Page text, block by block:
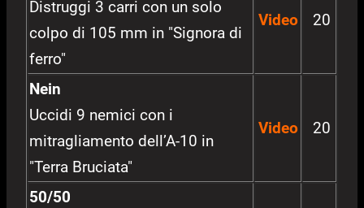
Distruggi 3 carri con un solo
colpo di 105 mm in "Signora di
ferro"
Video 20
Nein
Uccidi 9 nemici con i
mitragliamento dell’A-10 in
"Terra Bruciata"
Video 20
50/50